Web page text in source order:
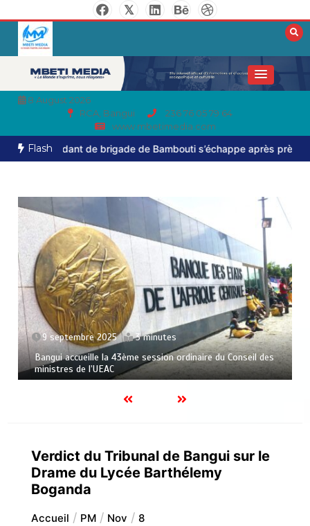
8 August 2026
RCA, Bangui
236 76 05 79 64
www.mbetimedia.com
Flashde brigade de Bambouti s’échappe après près de huit
9 septembre 2025 3 minutes
Bangui accueille la 43ème session ordinaire du Conseil des
ministres de l’UEAC
Verdict du Tribunal de Bangui sur le
Drame du Lycée Barthélemy
Boganda
Accueil PM Nov 8